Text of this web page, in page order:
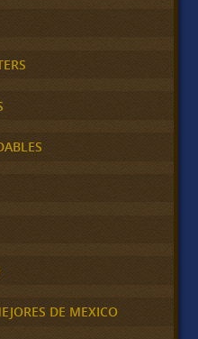
DE MEXICO